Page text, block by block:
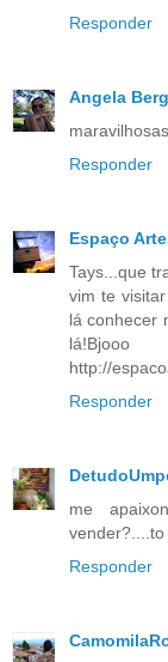
Responder
Angela
Responder
Espaço
Tays...que
vim te
lá conhecer
lá!Bjooo
http://
Responder
me
Responder